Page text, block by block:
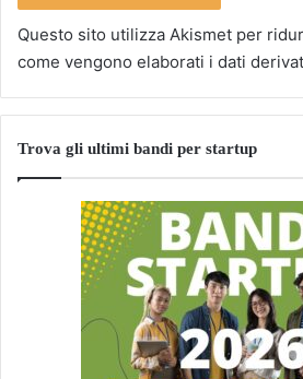
Questo sito utilizza Akismet per
come vengono elaborati i dati
Trova gli ultimi bandi per startup